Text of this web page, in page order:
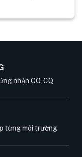
nhận CO, CQ
từng môi trường